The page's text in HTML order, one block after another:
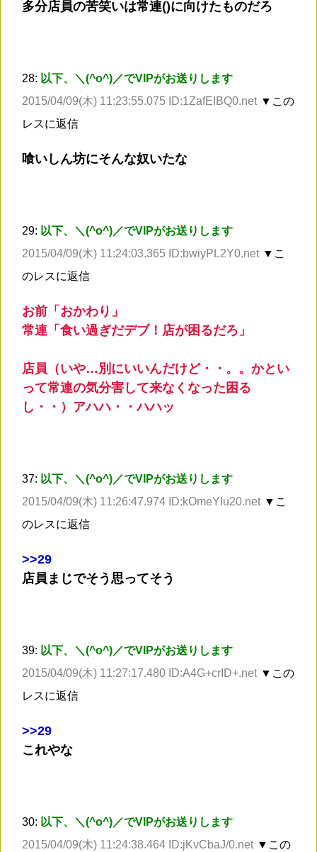
多分店員の苦笑いは常連()に向けたものだろ
28: 以下、＼(^o^)／でVIPがお送りします
2015/04/09(木) 11:23:55.075 ID:1ZafEIBQ0.net ▼この
レスに返信
喰いしん坊にそんな奴いたな
29: 以下、＼(^o^)／でVIPがお送りします
2015/04/09(木) 11:24:03.365 ID:bwiyPL2Y0.net ▼こ
のレスに返信
お前「おかわり」
常連「食い過ぎだデブ！店が困るだろ」
店員（いや…別にいいんだけど・・。。かとい
って常連の気分害して来なくなった困る
し・・）アハハ・・ハハッ
37: 以下、＼(^o^)／でVIPがお送りします
2015/04/09(木) 11:26:47.974 ID:kOmeYIu20.net ▼こ
のレスに返信
>>29
店員まじでそう思ってそう
39: 以下、＼(^o^)／でVIPがお送りします
2015/04/09(木) 11:27:17.480 ID:A4G+crID+.net ▼この
レスに返信
>>29
これやな
30: 以下、＼(^o^)／でVIPがお送りします
2015/04/09(木) 11:24:38.464 ID:jKvCbaJ/0.net ▼この